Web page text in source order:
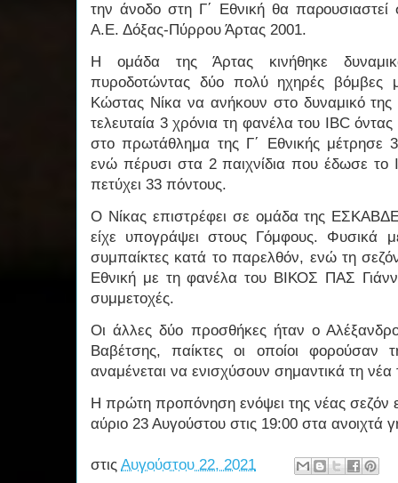
την άνοδο στη Γ΄ Εθνική θα
Α.Ε. Δόξας-Πύρρου Άρτας 2001.
Η ομάδα της Άρτας κινήθηκε
πυροδοτώντας δύο πολύ ηχηρές βόμβες
Κώστας Νίκα να ανήκουν στο δυναμικό
τελευταία 3 χρόνια τη φανέλα του IBC
στο πρωτάθλημα της Γ΄ Εθνικής μέτρησε
ενώ πέρυσι στα 2 παιχνίδια που έδωσε
πετύχει 33 πόντους.
Ο Νίκας επιστρέφει σε ομάδα της
είχε υπογράψει στους Γόμφους. Φυσικά
συμπαίκτες κατά το παρελθόν, ενώ τη
Εθνική με τη φανέλα του ΒΙΚΟΣ ΠΑΣ
συμμετοχές.
Οι άλλες δύο προσθήκες ήταν ο
Βαβέτσης, παίκτες οι οποίοι φορούσαν
αναμένεται να ενισχύσουν σημαντικά τη
Η πρώτη προπόνηση ενόψει της νέας σεζόν
αύριο 23 Αυγούστου στις 19:00 στα
στις Αυγούστου 22, 2021